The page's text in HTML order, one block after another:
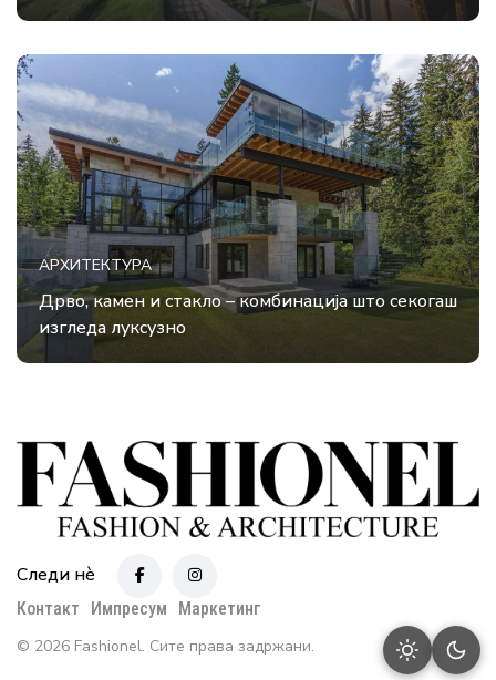
АРХИТЕКТУРА
Дрво, камен и стакло – комбинација што секогаш
изгледа луксузно
Следи нè
Контакт Импресум
Маркетинг
© 2026 Fashionel. Сите права задржани.